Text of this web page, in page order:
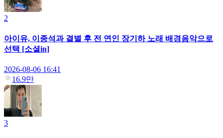
2
아이유, 이종석과 결별 후 전 연인 장기하 노래 배경음악으로
선택 [소셜in]
2026-08-06 16:41
16.9만
3